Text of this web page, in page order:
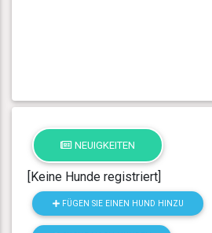
NEUIGKEITEN
[Keine Hunde registriert]
FÜGEN SIE EINEN HUND HINZU